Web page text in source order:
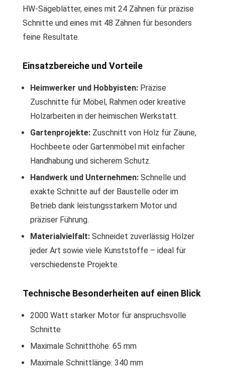
HW-Sägeblätter, eines mit 24 Zähnen für präzise
Schnitte und eines mit 48 Zähnen für besonders
feine Resultate.
Einsatzbereiche und Vorteile
Heimwerker und Hobbyisten: Präzise
Zuschnitte für Möbel, Rahmen oder kreative
Holzarbeiten in der heimischen Werkstatt.
Gartenprojekte: Zuschnitt von Holz für Zäune,
Hochbeete oder Gartenmöbel mit einfacher
Handhabung und sicherem Schutz.
Handwerk und Unternehmen: Schnelle und
exakte Schnitte auf der Baustelle oder im
Betrieb dank leistungsstarkem Motor und
präziser Führung.
Materialvielfalt: Schneidet zuverlässig Hölzer
jeder Art sowie viele Kunststoffe – ideal für
verschiedenste Projekte.
Technische Besonderheiten auf einen Blick
2000 Watt starker Motor für anspruchsvolle
Schnitte
Maximale Schnitthöhe: 65 mm
Maximale Schnittlänge: 340 mm